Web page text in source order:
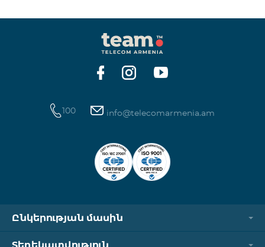
Հին Սակագնային փաթեթ Նոր Սակագնային
100 info@telecomarmenia.am
Ընկերության մասին